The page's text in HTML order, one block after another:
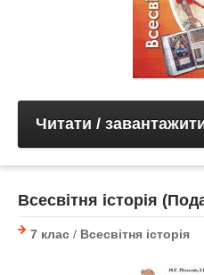
Читати /
Всесвітня історія
7 клас / Всесвітня історія